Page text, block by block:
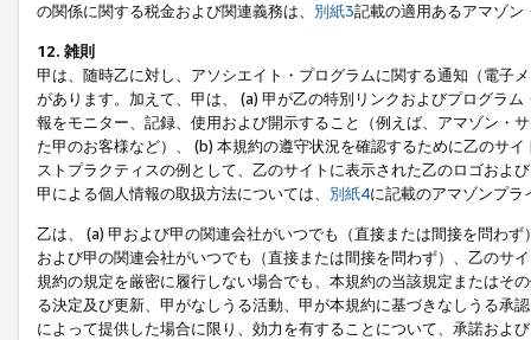
の関係に関する税金および関連義務は、 別紙3記載の適用あるアマゾン
12. 雑則
甲は、随時乙に対し、アソシエイト・プログラムに関する通知（電子
があります。加えて、甲は、 (a) 甲が乙の特別リンクおよびプログラ
報をモニター、記録、使用および開示すること（例えば、アマゾン・
た甲のお客様など）、 (b) 本規約の遵守状況を確認するために乙のサ
ストプラクティスの例として、乙のサイトに表示された乙のロゴおよ
甲による個人情報の取扱方法については、 別紙4に記載のアマゾンプ
乙は、 (a) 甲および甲の関連会社がいつでも（直接または間接を問わ
および甲の関連会社がいつでも（直接または間接を問わず）、乙のサ
規約の規定を厳密に履行しない場合でも、本規約の当該規定またはそ
る決定及び更新、甲がなしうる活動、甲が本規約に基づきなしうる承
によって提供した場合に限り、効力を有することについて、承諾およ